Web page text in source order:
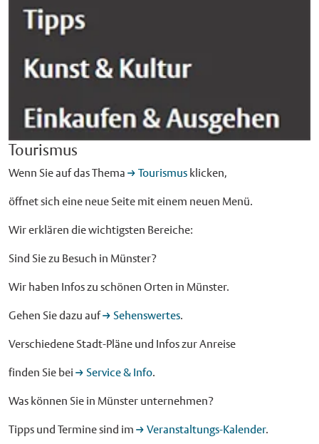
Tourismus
Wenn Sie auf das Thema Tourismus klicken,
öffnet sich eine neue Seite mit einem neuen Menü.
Wir erklären die wichtigsten Bereiche:
Sind Sie zu Besuch in Münster?
Wir haben Infos zu schönen Orten in Münster.
Gehen Sie dazu auf Sehenswertes.
Verschiedene Stadt-Pläne und Infos zur Anreise
finden Sie bei Service & Info.
Was können Sie in Münster unternehmen?
Tipps und Termine sind im Veranstaltungs-Kalender.